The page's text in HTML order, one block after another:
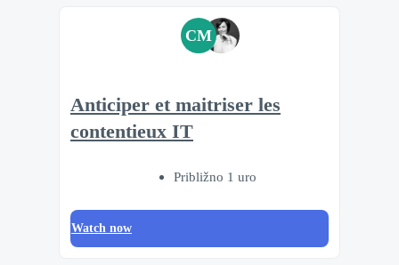
CM
Anticiper et maitriser les
contentieux IT
Približno 1 uro
Watch now